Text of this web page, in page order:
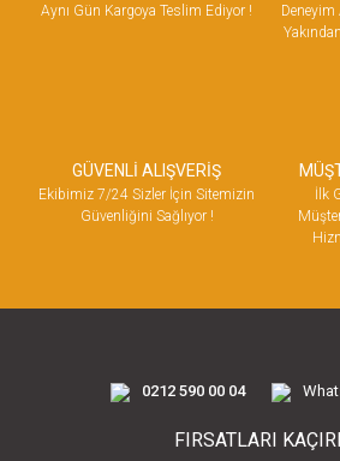
Aynı Gün Kargoya Teslim Ediyor !
Deneyim
GÜVENLİ ALIŞVERİŞ
Ekibimiz 7/24 Sizler İçin Sitemizin
Güvenliğini Sağlıyor !
İlk
0212 590 00 04
FIRSATLARI